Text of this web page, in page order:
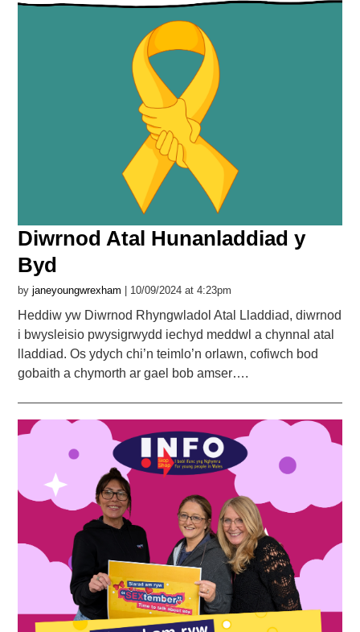
Diwrnod Atal Hunanladdiad y
Byd
byjaneyoungwrexham | 10/09/2024 at 4:23pm
Heddiw yw Diwrnod Rhyngwladol Atal Lladdiad, diwrnod
i bwysleisio pwysigrwydd iechyd meddwl a chynnal atal
lladdiad. Os ydych chi’n teimlo’n orlawn, cofiwch bod
gobaith a chymorth ar gael bob amser….